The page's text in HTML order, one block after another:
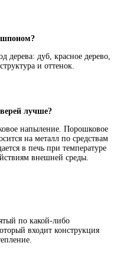
дерева: дуб, красное дерево,
и оттенок.
лучше?
напыление. Порошковое
на металл по средствам
в печь при температуре
внешней среды.
по какой-либо
входит конструкция